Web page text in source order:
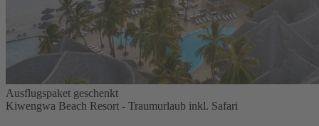
Ausflugspaket geschenkt
Kiwengwa Beach Resort - Traumurlaub inkl. Safari